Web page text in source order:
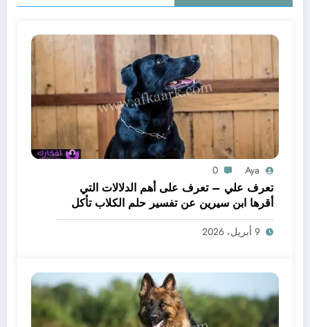
Aya
0
تعرف علي – تعرف على أهم الدلالات التي
أقرها ابن سيرين عن تفسير حلم الكلاب تأكل
لحم – بالتفصيل
9 أبريل، 2026